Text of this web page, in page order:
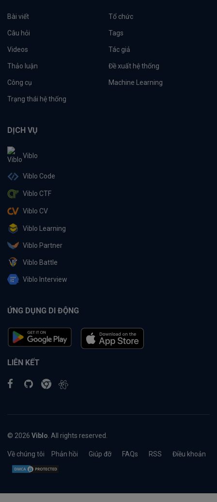
Bài viết Tổ chức
Câu hỏi Tags
Videos Tác giả
Thảo luận Đề xuất hệ thống
Công cụ Machine Learning
Trạng thái hệ thống
DỊCH VỤ
Viblo
Viblo Code
Viblo CTF
Viblo CV
Viblo Learning
Viblo Partner
Viblo Battle
Viblo Interview
ỨNG DỤNG DI ĐỘNG
LIÊN KẾT
© 2026 Viblo . All rights reserved.
Về chúng tôi Phản hồi Giúp đỡ FAQs RSS Điều khoản